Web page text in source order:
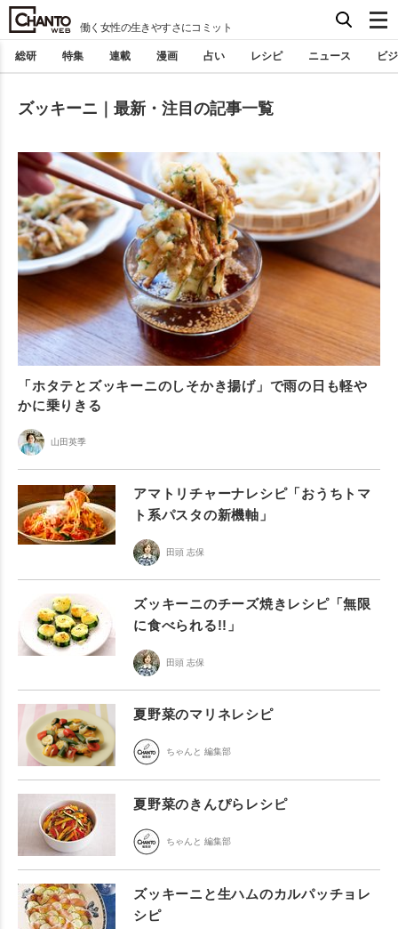
働く女性の生きやすさにコミット
総研 特集 連載 漫画 占い レシピ ニュース ビ
ズッキーニ｜最新・注目の記事一覧
「ホタテとズッキーニのしそかき揚げ」で雨の日も軽や
かに乗りきる
山田英季
アマトリチャーナレシピ「おうちトマ
ト系パスタの新機軸」
田頭 志保
ズッキーニのチーズ焼きレシピ「無限
に食べられる!!」
田頭 志保
夏野菜のマリネレシピ
ちゃんと 編集部
夏野菜のきんぴらレシピ
ちゃんと 編集部
ズッキーニと生ハムのカルパッチョレ
シピ